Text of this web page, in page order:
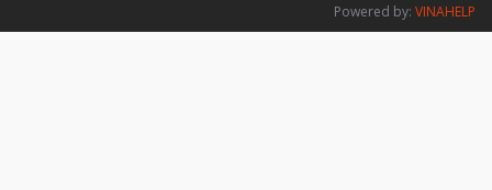
Powered by: VINAHELP